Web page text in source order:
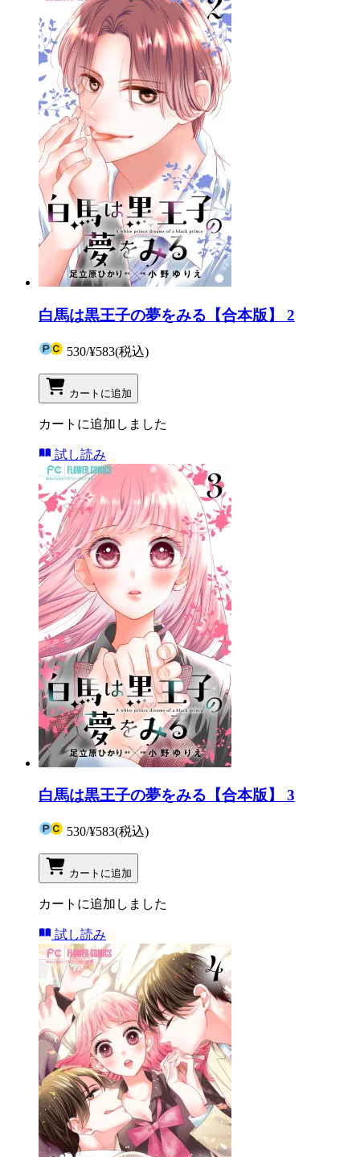
白馬は黒王子の夢をみる【合本版】 2
530/¥583(税込)
カートに追加
カートに追加しました
試し読み
白馬は黒王子の夢をみる【合本版】 3
530/¥583(税込)
カートに追加
カートに追加しました
試し読み